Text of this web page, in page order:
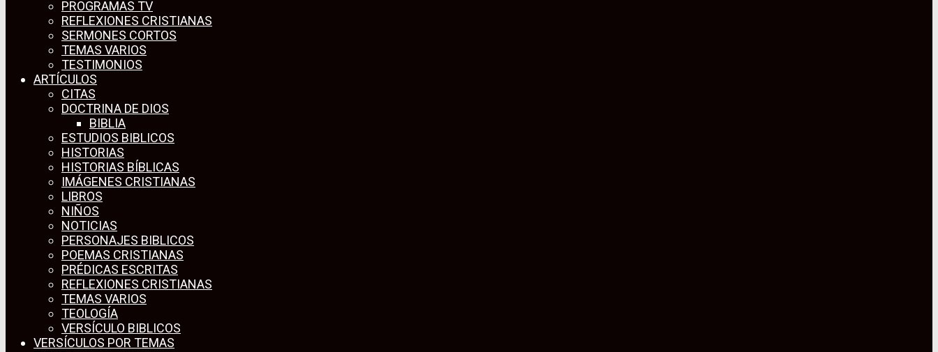
PROGRAMAS TV
REFLEXIONES CRISTIANAS
SERMONES CORTOS
TEMAS VARIOS
TESTIMONIOS
ARTÍCULOS
CITAS
DOCTRINA DE DIOS
BIBLIA
ESTUDIOS BIBLICOS
HISTORIAS
HISTORIAS BÍBLICAS
IMÁGENES CRISTIANAS
LIBROS
NIÑOS
NOTICIAS
PERSONAJES BIBLICOS
POEMAS CRISTIANAS
PRÉDICAS ESCRITAS
REFLEXIONES CRISTIANAS
TEMAS VARIOS
TEOLOGÍA
VERSÍCULO BIBLICOS
VERSÍCULOS POR TEMAS